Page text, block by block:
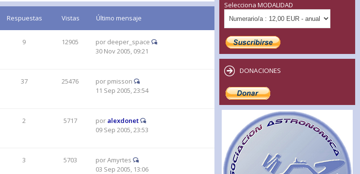
Respuestas Vistas Último mensaje
9 12905 por deeper_space
30 Nov 2005, 09:21
37 25476 por pmisson
11 Sep 2005, 23:54
2 5717 por alexdonet
09 Sep 2005, 23:53
3 5703 porAmyrtes
03 Sep 2005, 13:06
Selecciona MODALIDAD
DONACIONES